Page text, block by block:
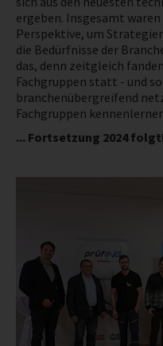
ergeben. Insgesamt
Perspektive, um
die Bedürfnisse der
das, denn zeitgleich
Fachgruppen statt - und
branchenübergreifend
Fachgruppen
... Fortsetzung 2024 folgt!